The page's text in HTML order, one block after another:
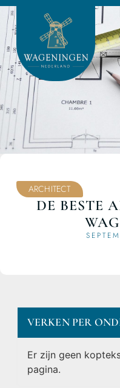
ARCHITECT
DE BESTE
VERKEN PER
Er zijn geen
pagina.